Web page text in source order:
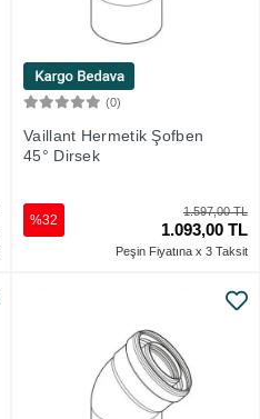
(0)
Vaillant Hermetik Şofben
45° Dirsek
1.597,00 TL
1.093,00 TL
%32
Peşin Fiyatına x 3 Taksit